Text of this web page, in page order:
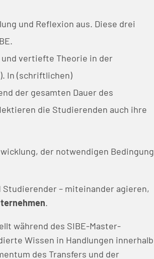
und Reflexion aus. Diese drei
und vertiefte Theorie in der
In (schriftlichen)
der gesamten Dauer des
die Studierenden auch ihre
der notwendigen Bedingung
– miteinander agieren,
.
während des SIBE-Master-
Wissen in Handlungen innerhalb
des Transfers und der